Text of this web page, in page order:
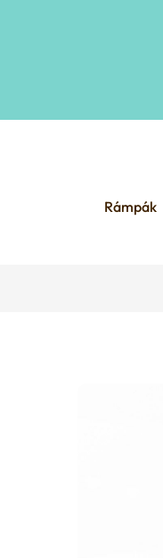
navigation
contentRámpák